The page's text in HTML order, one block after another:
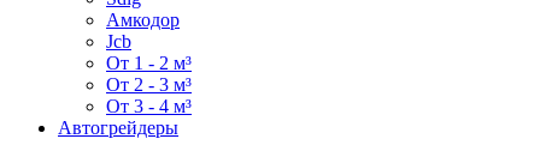
Амкодор
Jcb
От 1 - 2 м³
От 2 - 3 м³
От 3 - 4 м³
Автогрейдеры